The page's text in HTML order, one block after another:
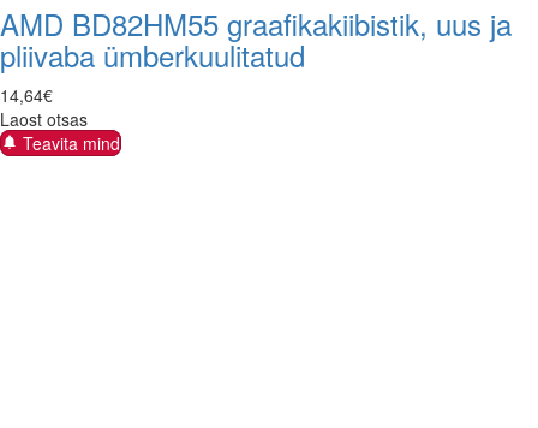
AMD BD82HM55 graafikakiibistik, uus ja
pliivaba ümberkuulitatud
14,64€
Laost otsas
Teavita mind